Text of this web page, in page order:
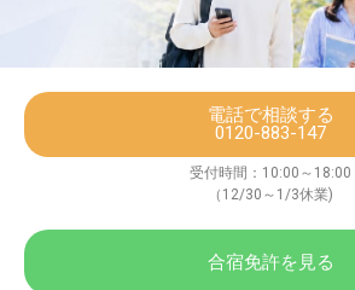
電話で相談する
0120-883-147
受付時間：10:00～18:00
（12/30～1/3休業)
合宿免許を見る